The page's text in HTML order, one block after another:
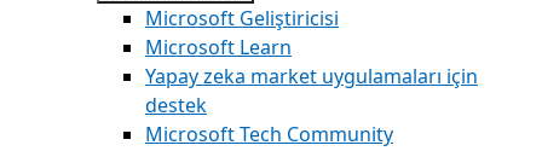
Microsoft Geliştiricisi
Microsoft Learn
Yapay zeka market uygulamaları için
destek
Microsoft Tech Community